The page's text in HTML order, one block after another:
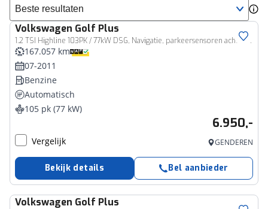
Sorteer resultaten
Volkswagen Golf Plus
1.2 TSI Highline 103PK / 77kW DSG, Navigatie, parkeersensoren achter, cruise control, trekhaak, lichtsensor, multifunctioneel lederen stuurwiel, automatische airco, radio, elektrisch verstel- en verwarmbare buitenspiegels etc.
167.057 km
07-2011
Benzine
Automatisch
105 pk (77 kW)
6.950,-
Vergelijk GENDEREN
Bekijk details Bel aanbieder
Volkswagen Golf Plus